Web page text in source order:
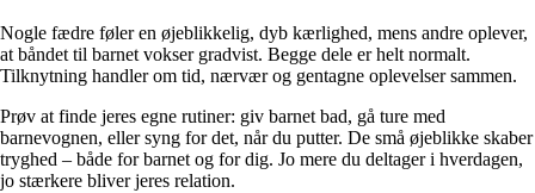
Nogle fædre føler en øjeblikkelig, dyb kærlighed, mens andre oplever,
at båndet til barnet vokser gradvist. Begge dele er helt normalt.
Tilknytning handler om tid, nærvær og gentagne oplevelser sammen.
Prøv at finde jeres egne rutiner: giv barnet bad, gå ture med
barnevognen, eller syng for det, når du putter. De små øjeblikke skaber
tryghed – både for barnet og for dig. Jo mere du deltager i hverdagen,
jo stærkere bliver jeres relation.